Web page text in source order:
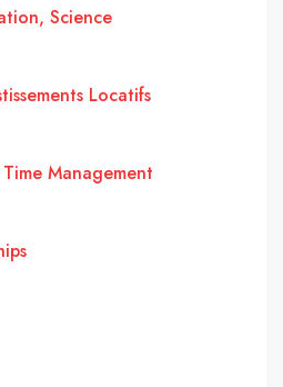
Science
Locatifs
Management